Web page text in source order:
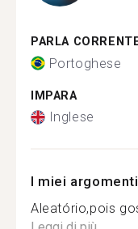
PARLA
Portoghese
IMPARA
Inglese
I miei
Aleatório,pois